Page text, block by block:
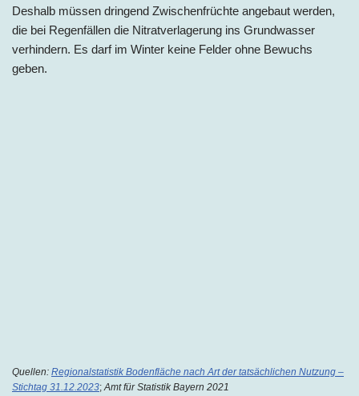
Deshalb müssen dringend Zwischenfrüchte angebaut werden,
die bei Regenfällen die Nitratverlagerung ins Grundwasser
verhindern. Es darf im Winter keine Felder ohne Bewuchs
geben.
Quellen: Regionalstatistik Bodenfläche nach Art der tatsächlichen Nutzung –
Stichtag 31.12.2023; Amt für Statistik Bayern 2021